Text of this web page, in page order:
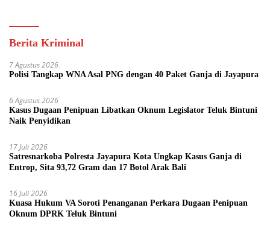
Berita Kriminal
7 Agustus 2026
Polisi Tangkap WNA Asal PNG dengan 40 Paket Ganja di Jayapura
6 Agustus 2026
Kasus Dugaan Penipuan Libatkan Oknum Legislator Teluk Bintuni
Naik Penyidikan
17 Juli 2026
Satresnarkoba Polresta Jayapura Kota Ungkap Kasus Ganja di
Entrop, Sita 93,72 Gram dan 17 Botol Arak Bali
16 Juli 2026
Kuasa Hukum VA Soroti Penanganan Perkara Dugaan Penipuan
Oknum DPRK Teluk Bintuni